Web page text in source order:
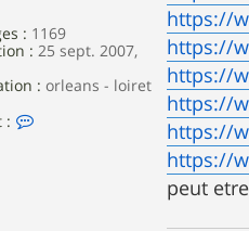
: 1169
: 25 sept. 2007,
: orleans - loiret
:
https://
https://
https://
https://
https://
https://
peut